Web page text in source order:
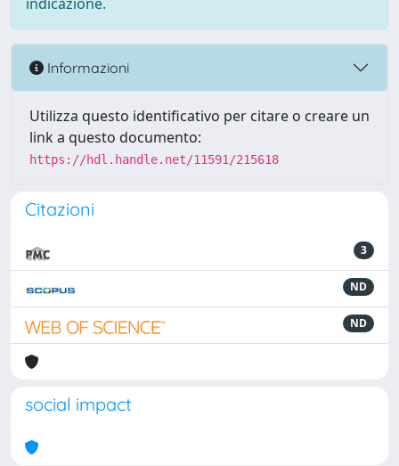
Informazioni
Utilizza questo identificativo per citare o creare un
link a questo documento:
https://hdl.handle.net/11591/215618
Citazioni
3
ND
ND
social impact